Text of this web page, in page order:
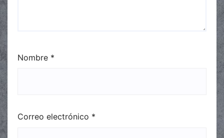
Nombre *
Correo electrónico *